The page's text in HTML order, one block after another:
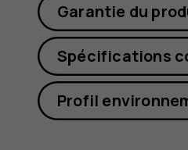
Garantie du
Spécifications
Profil